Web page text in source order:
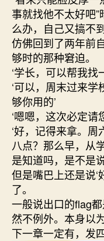
事就找他不太好吧
么办，自己又搞不
仿佛回到了两年前
够时的那种窘迫。
‘学长，可以帮我找
‘可以，周末过来学
够你用的’
‘嗯嗯，这次必定请
‘好，记得来拿。周
八点？那么早，从
是知道吗，是不是
但是嘴巴上还是说‘
了。
一般说出口的flag
然不例外。本身以
下一章一定有，发